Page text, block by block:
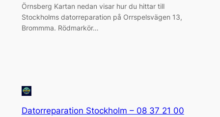
Örnsberg Kartan nedan visar hur du hittar till
Stockholms datorreparation på Orrspelsvägen 13,
Brommma. Rödmarkör…
Datorreparation Stockholm – 08 37 21 00